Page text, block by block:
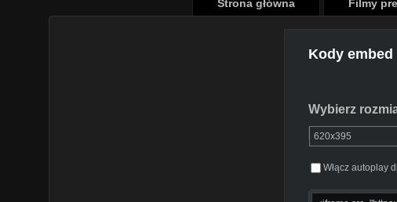
Strona główna Filmy
Kody
Wybierz
Włącz autoplay